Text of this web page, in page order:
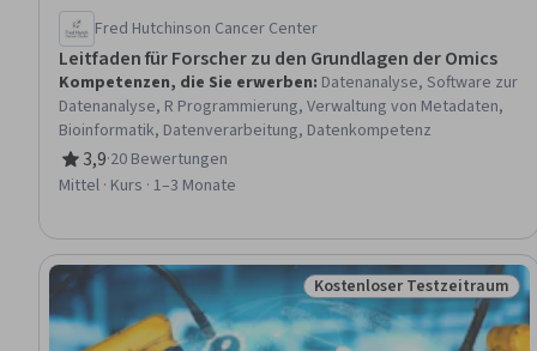
Fred Hutchinson Cancer Center
Leitfaden für Forscher zu den Grundlagen der Omics
Kompetenzen, die Sie erwerben: Datenanalyse, Software zur
Datenanalyse, R Programmierung, Verwaltung von Metadaten,
Bioinformatik, Datenverarbeitung, Datenkompetenz
3,9
Bewertung, 3,9 von 5 Sternen
·20 Bewertungen
Mittel · Kurs · 1–3 Monate
Status: Kostenloser
Kostenloser Testzeitraum